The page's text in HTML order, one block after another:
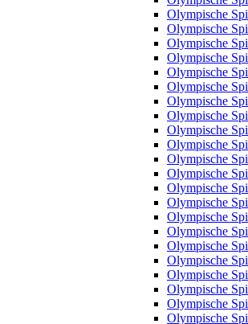
Olympische
Olympische
Olympische
Olympische
Olympische
Olympische
Olympische
Olympische
Olympische
Olympische
Olympische
Olympische
Olympische
Olympische
Olympische
Olympische
Olympische
Olympische
Olympische
Olympische
Olympische
Olympische